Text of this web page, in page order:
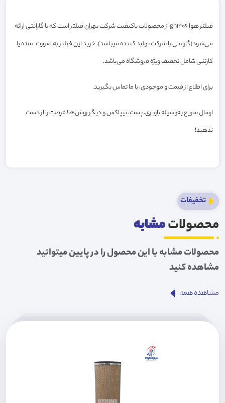
فیلتر هوا gh1406 از محصولات باکیفیت شرکت بهران فیلتر است که با گارانتی ارائه
می‌شود(گارانتی با شرکت تولید کننده میباشد). خرید این فیلتر به صورت عمده یا
کارتنی شامل تخفیف ویژه فروشگاه می‌باشد.
برای اطلاع از قیمت و موجودی، با ما تماس بگیرید.
ارسال سریع به‌وسیله باربری، پست، تیپاکس و دیگر روش‌ها! فرصت را از دست
ندهید!
تخفیفات
محصولاتمشابه
محصولات مشابه با این محصول را در پایین میتوانید
مشاهده کنید
مشاهده همه